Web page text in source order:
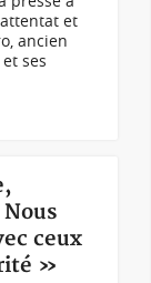
et
ancien
ses
ceux
»